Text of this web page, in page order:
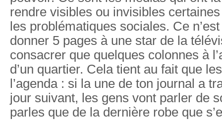
rendre visibles ou invisibles
les problématiques sociales. Ce
donner 5 pages à une star de la
consacrer que quelques colonnes à
d’un quartier. Cela tient au fait que
l’agenda : si la une de ton journal a
jour suivant, les gens vont parler de
parles que de la dernière robe que